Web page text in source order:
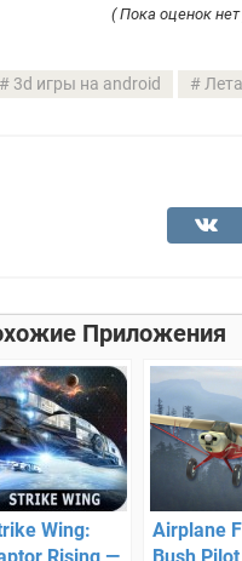
( Пока оценок нет
3d игры на android
Приложения
Wing:
Rising —
Airplane
Bush